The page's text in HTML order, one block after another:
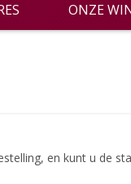
ONZE
en kunt u de